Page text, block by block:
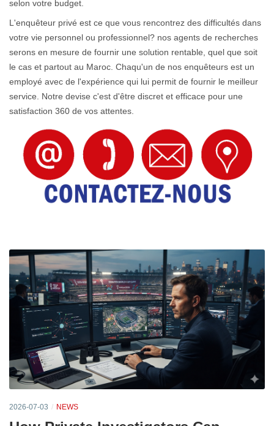
selon votre budget.
L'enquêteur privé est ce que vous rencontrez des difficultés dans
votre vie personnel ou professionnel? nos agents de recherches
serons en mesure de fournir une solution rentable, quel que soit
le cas et partout au Maroc. Chaqu'un de nos enquêteurs est un
employé avec de l'expérience qui lui permit de fournir le meilleur
service. Notre devise c'est d'être discret et efficace pour une
satisfaction 360 de vos attentes.
2026-07-03 NEWS